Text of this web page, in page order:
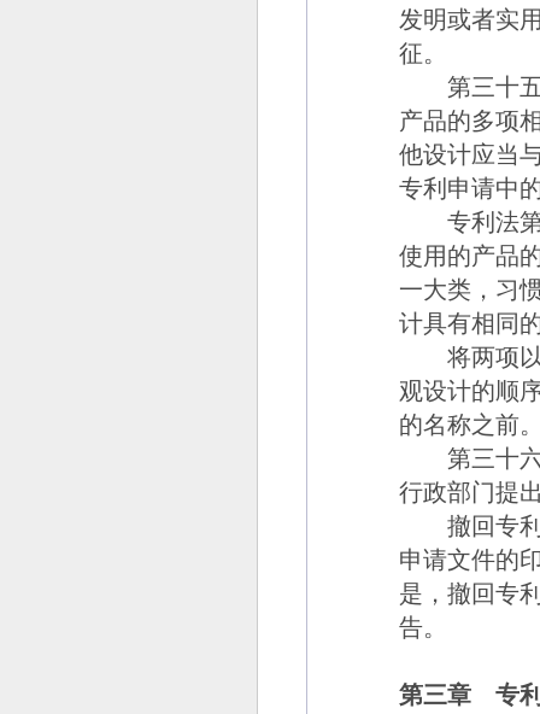
发明或者实
征。
第三十
产品的多项
他设计应当
专利申请中
专利法第
使用的产品
一大类，习
计具有相同
将两项以
观设计的顺
的名称之前
第三十
行政部门提
撤回专利
申请文件的
是，撤回专
告。
第三章 专